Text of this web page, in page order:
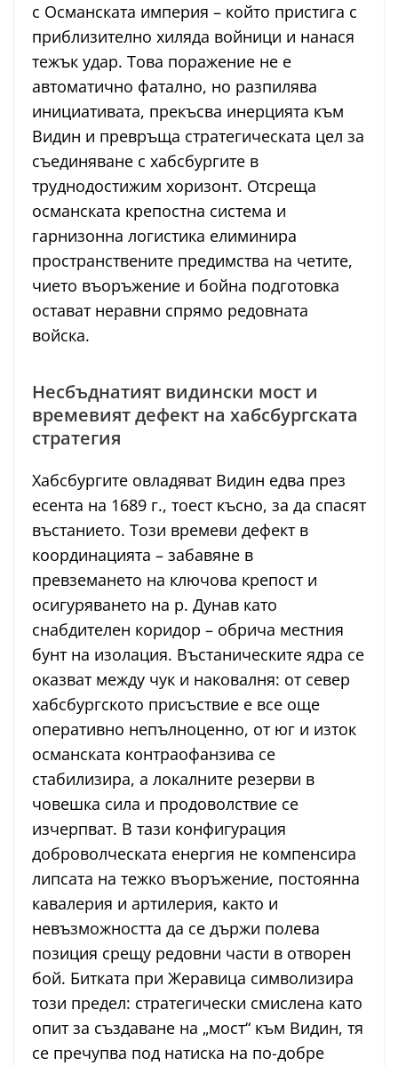
с Османската империя – който пристига с
приблизително хиляда войници и нанася
тежък удар. Това поражение не е
автоматично фатално, но разпилява
инициативата, прекъсва инерцията към
Видин и превръща стратегическата цел за
съединяване с хабсбургите в
труднодостижим хоризонт. Отсреща
османската крепостна система и
гарнизонна логистика елиминира
пространствените предимства на четите,
чието въоръжение и бойна подготовка
остават неравни спрямо редовната
войска.
Несбъднатият видински мост и
времевият дефект на хабсбургската
стратегия
Хабсбургите овладяват Видин едва през
есента на 1689 г., тоест късно, за да спасят
въстанието. Този времеви дефект в
координацията – забавяне в
превземането на ключова крепост и
осигуряването на р. Дунав като
снабдителен коридор – обрича местния
бунт на изолация. Въстаническите ядра се
оказват между чук и наковалня: от север
хабсбургското присъствие е все още
оперативно непълноценно, от юг и изток
османската контраофанзива се
стабилизира, а локалните резерви в
човешка сила и продоволствие се
изчерпват. В тази конфигурация
доброволческата енергия не компенсира
липсата на тежко въоръжение, постоянна
кавалерия и артилерия, както и
невъзможността да се държи полева
позиция срещу редовни части в отворен
бой. Битката при Жеравица символизира
този предел: стратегически смислена като
опит за създаване на „мост“ към Видин, тя
се пречупва под натиска на по-добре